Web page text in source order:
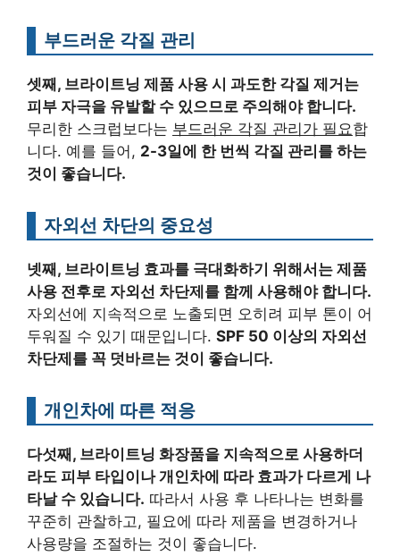
부드러운 각질 관리
셋째, 브라이트닝 제품 사용 시 과도한 각질 제거는
피부 자극을 유발할 수 있으므로 주의해야 합니다.
무리한 스크럽보다는 부드러운 각질 관리가 필요합
니다. 예를 들어, 2-3일에 한 번씩 각질 관리를 하는
것이 좋습니다.
자외선 차단의 중요성
넷째, 브라이트닝 효과를 극대화하기 위해서는 제품
사용 전후로 자외선 차단제를 함께 사용해야 합니다.
자외선에 지속적으로 노출되면 오히려 피부 톤이 어
두워질 수 있기 때문입니다. SPF 50 이상의 자외선
차단제를 꼭 덧바르는 것이 좋습니다.
개인차에 따른 적응
다섯째, 브라이트닝 화장품을 지속적으로 사용하더
라도 피부 타입이나 개인차에 따라 효과가 다르게 나
타날 수 있습니다. 따라서 사용 후 나타나는 변화를
꾸준히 관찰하고, 필요에 따라 제품을 변경하거나
사용량을 조절하는 것이 좋습니다.